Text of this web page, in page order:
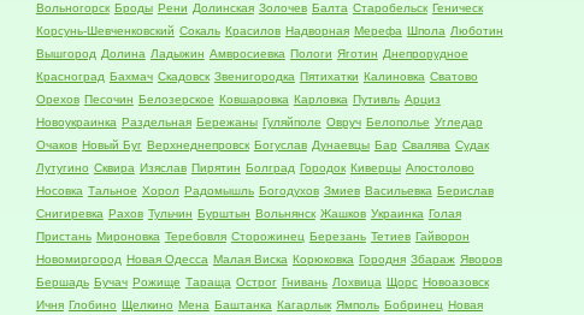
Вольногорск Броды Рени Долинская Золочев Балта Старобельск Геническ
Корсунь-Шевченковский Сокаль Красилов Надворная Мерефа Шпола Люботин
Вышгород Долина Ладыжин Амвросиевка Пологи Яготин Днепрорудное
Красноград Бахмач Скадовск Звенигородка Пятихатки Калиновка Сватово
Орехов Песочин Белозерское Ковшаровка Карловка Путивль Арциз
Новоукраинка Раздельная Бережаны Гуляйполе Овруч Белополье Угледар
Очаков Новый Буг Верхнеднепровск Богуслав Дунаевцы Бар Свалява Судак
Лутугино Сквира Изяслав Пирятин Болград Городок Киверцы Апостолово
Носовка Тальное Хорол Радомышль Богодухов Змиев Васильевка Берислав
Снигиревка Рахов Тульчин Бурштын Вольнянск Жашков Украинка Голая
Пристань Мироновка Теребовля Сторожинец Березань Тетиев Гайворон
Новомиргород Новая Одесса Малая Виска Корюковка Городня Збараж Яворов
Бершадь Бучач Рожище Тараща Острог Гнивань Лохвица Щорс Новоазовск
Ичня Глобино Щелкино Мена Баштанка Кагарлык Ямполь Бобринец Новая